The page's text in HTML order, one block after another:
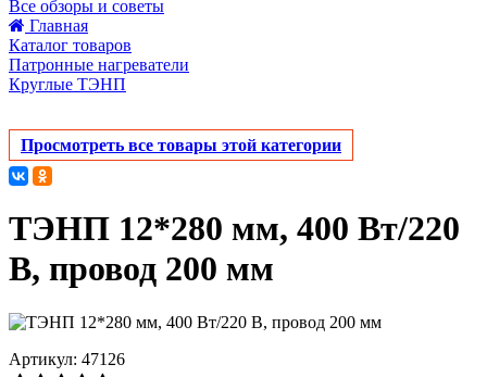
Все обзоры и советы
Главная
Каталог товаров
Патронные нагреватели
Круглые ТЭНП
Просмотреть все товары этой категории
ТЭНП 12*280 мм, 400 Вт/220
В, провод 200 мм
Артикул: 47126